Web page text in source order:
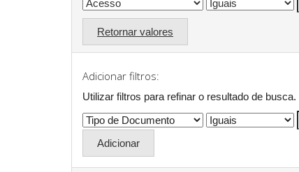
Retornar valores
Adicionar filtros:
Utilizar filtros para refinar o resultado de busca.